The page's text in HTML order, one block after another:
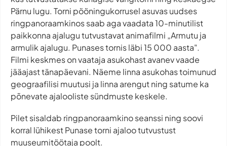
Pärnu lugu. Torni pööningukorrusel asuvas uudses
ringpanoraamkinos saab aga vaadata 10-minutilist
paikkonna ajalugu tutvustavat animafilmi „Armutu ja
armulik ajalugu. Punases tornis läbi 15 000 aasta".
Filmi keskmes on vaataja asukohast avanev vaade
jääajast tänapäevani. Näeme linna asukohas toimunud
geograafilisi muutusi ja linna arengut ning satume ka
põnevate ajalooliste sündmuste keskele.
Pilet sisaldab ringpanoraamkino seanssi ning soovi
korral lühikest Punase torni ajaloo tutvustust
muuseumitöötaja poolt.